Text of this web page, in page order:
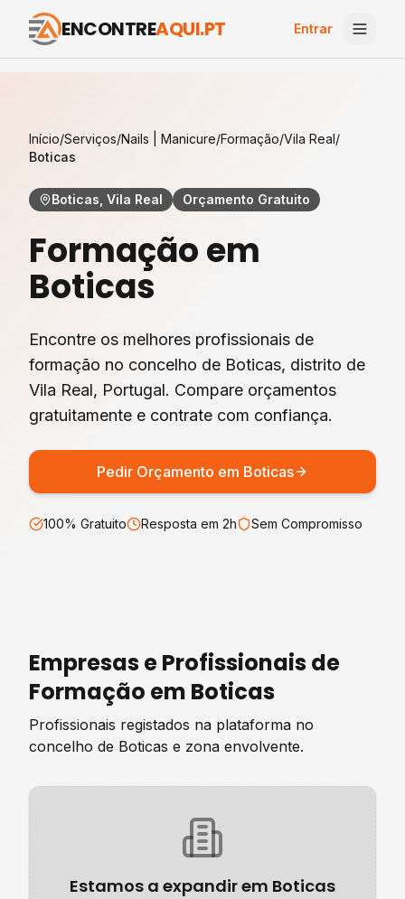
ENCONTREAQUI.PT Entrar
Início/Serviços/Nails | Manicure/Formação/Vila Real/
Boticas
Boticas, Vila Real Orçamento Gratuito
Formaçãoem
Boticas
Encontre os melhores profissionais de
formação no concelho de Boticas, distrito de
Vila Real, Portugal. Compare orçamentos
gratuitamente e contrate com confiança.
Pedir Orçamento em Boticas
100% Gratuito Resposta em 2h Sem Compromisso
Empresas e Profissionais de
Formação em Boticas
Profissionais registados na plataforma no
concelho de Boticas e zona envolvente.
Estamos a expandir em Boticas